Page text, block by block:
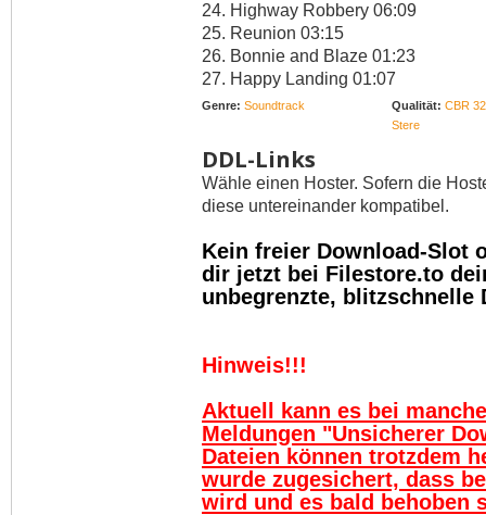
24. Highway Robbery 06:09
25. Reunion 03:15
26. Bonnie and Blaze 01:23
27. Happy Landing 01:07
Genre: Soundtrack Qualität: CBR
Stere
DDL-Links
Wähle einen Hoster. Sofern die
diese untereinander kompatibel.
Kein freier Download-Slot
dir jetzt bei Filestore.to
unbegrenzte, blitzschnelle
Hinweis!!!
Aktuell kann es bei
Meldungen "Unsicherer
Dateien können trotzdem
wurde zugesichert, dass
wird und es bald behoben